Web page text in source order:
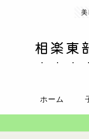
美
相楽東
ホーム